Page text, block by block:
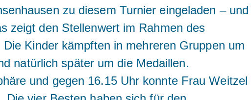
zu diesem Turnier eingeladen – und
zeigt den Stellenwert im Rahmen des
Kinder kämpften in mehreren Gruppen um
natürlich später um die Medaillen.
und gegen 16.15 Uhr konnte Frau Weitzel